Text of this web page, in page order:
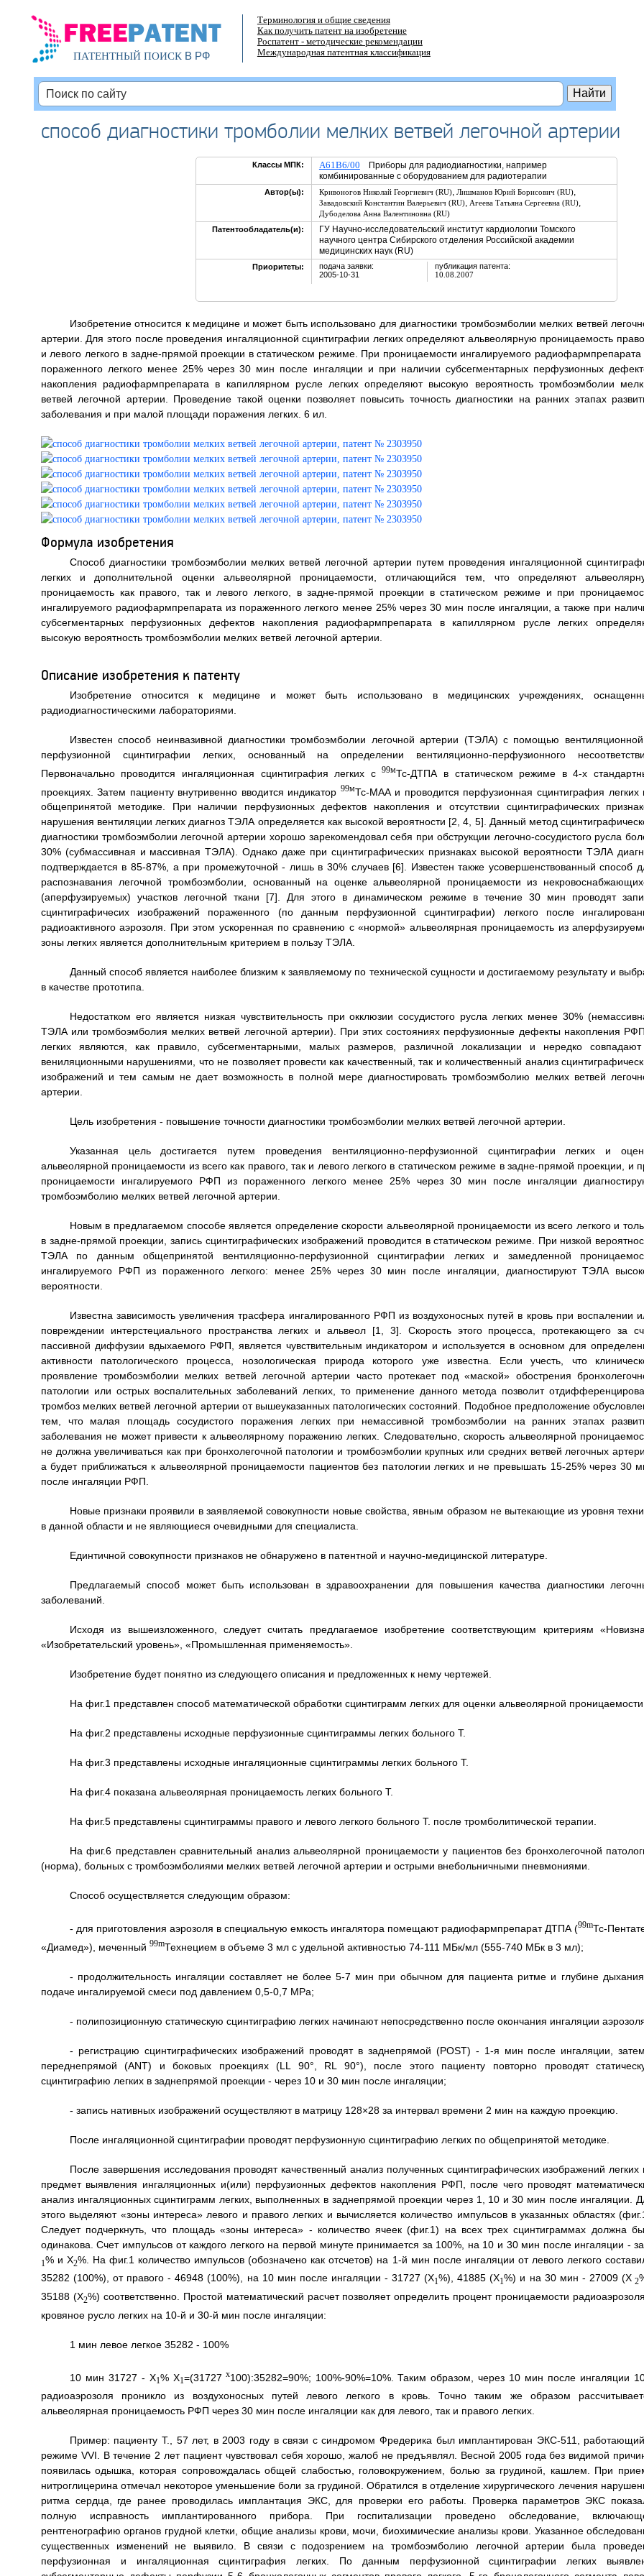
ПАТЕНТНЫЙ ПОИСКВ РФ
Терминология и общие сведения
Как получить патент на изобретение
Роспатент - методические рекомендации
Международная патентная классификация
способ диагностики тромболии мелких ветвей легочной артерии
Классы МПК: A61B6/00 Приборы для радиодиагностики, например
комбинированные с оборудованием для радиотерапии
Автор(ы): Кривоногов Николай Георгиевич (RU), Лишманов Юрий Борисович (RU),
Завадовский Константин Валерьевич (RU), Агеева Татьяна Сергеевна (RU),
Дубоделова Анна Валентиновна (RU)
Патентообладатель(и):
ГУ Научно-исследовательский институт кардиологии Томского
научного центра Сибирского отделения Российской академии
медицинских наук (RU)
Приоритеты:
подача заявки:
2005-10-31
публикация патента:
10.08.2007
Изобретение относится к медицине и может быть использовано для диагностики тромбоэмболии мелких ветвей
артерии. Для этого после проведения ингаляционной сцинтиграфии легких определяют альвеолярную проницаемость
и левого легкого в задне-прямой проекции в статическом режиме. При проницаемости ингалируемого радиофармпрепарата
пораженного легкого менее 25% через 30 мин после ингаляции и при наличии субсегментарных перфузионных
накопления радиофармпрепарата в капиллярном русле легких определяют высокую вероятность тромбоэмболии
ветвей легочной артерии. Проведение такой оценки позволяет повысить точность диагностики на ранних этапах
заболевания и при малой площади поражения легких. 6 ил.
Формула изобретения
Способ диагностики тромбоэмболии мелких ветвей легочной артерии путем проведения ингаляционной
легких и дополнительной оценки альвеолярной проницаемости, отличающийся тем, что определяют
проницаемость как правого, так и левого легкого, в задне-прямой проекции в статическом режиме и при
ингалируемого радиофармпрепарата из пораженного легкого менее 25% через 30 мин после ингаляции, а также при
субсегментарных перфузионных дефектов накопления радиофармпрепарата в капиллярном русле легких
высокую вероятность тромбоэмболии мелких ветвей легочной артерии.
Описание изобретения к патенту
Изобретение относится к медицине и может быть использовано в медицинских учреждениях,
радиодиагностическими лабораториями.
Известен способ неинвазивной диагностики тромбоэмболии легочной артерии (ТЭЛА) с помощью
перфузионной сцинтиграфии легких, основанный на определении вентиляционно-перфузионного
Первоначально проводится ингаляционная сцинтиграфия легких с99мТс-ДТПА в статическом режиме в 4-х
проекциях. Затем пациенту внутривенно вводится индикатор 99мТс-МАА и проводится перфузионная сцинтиграфия легких
общепринятой методике. При наличии перфузионных дефектов накопления и отсутствии сцинтиграфических
нарушения вентиляции легких диагноз ТЭЛА определяется как высокой вероятности [2, 4, 5]. Данный метод
диагностики тромбоэмболии легочной артерии хорошо зарекомендовал себя при обструкции легочно-сосудистого русла
30% (субмассивная и массивная ТЭЛА). Однако даже при сцинтиграфических признаках высокой вероятности ТЭЛА
подтверждается в 85-87%, а при промежуточной - лишь в 30% случаев [6]. Известен также усовершенствованный способ
распознавания легочной тромбоэмболии, основанный на оценке альвеолярной проницаемости из
(аперфузируемых) участков легочной ткани [7]. Для этого в динамическом режиме в течение 30 мин проводят
сцинтиграфичесих изображений пораженного (по данным перфузионной сцинтиграфии) легкого после
радиоактивного аэрозоля. При этом ускоренная по сравнению с «нормой» альвеолярная проницаемость из
зоны легких является дополнительным критерием в пользу ТЭЛА.
Данный способ является наиболее близким к заявляемому по технической сущности и достигаемому результату и
в качестве прототипа.
Недостатком его является низкая чувствительность при окклюзии сосудистого русла легких менее 30%
ТЭЛА или тромбоэмболия мелких ветвей легочной артерии). При этих состояниях перфузионные дефекты накопления
легких являются, как правило, субсегментарными, малых размеров, различной локализации и нередко
вениляционными нарушениями, что не позволяет провести как качественный, так и количественный анализ
изображений и тем самым не дает возможность в полной мере диагностировать тромбоэмболию мелких ветвей
артерии.
Цель изобретения - повышение точности диагностики тромбоэмболии мелких ветвей легочной артерии.
Указанная цель достигается путем проведения вентиляционно-перфузионной сцинтиграфии легких и
альвеолярной проницаемости из всего как правого, так и левого легкого в статическом режиме в задне-прямой проекции, и
проницаемости ингалируемого РФП из пораженного легкого менее 25% через 30 мин после ингаляции
тромбоэмболию мелких ветвей легочной артерии.
Новым в предлагаемом способе является определение скорости альвеолярной проницаемости из всего легкого и
в задне-прямой проекции, запись сцинтиграфических изображений проводится в статическом режиме. При низкой
ТЭЛА по данным общепринятой вентиляционно-перфузионной сцинтиграфии легких и замедленной
ингалируемого РФП из пораженного легкого: менее 25% через 30 мин после ингаляции, диагностируют ТЭЛА
вероятности.
Известна зависимость увеличения трасфера ингалированного РФП из воздухоносных путей в кровь при воспалении
повреждении интерстециального пространства легких и альвеол [1, 3]. Скорость этого процесса, протекающего за
пассивной диффузии вдыхаемого РФП, является чувствительным индикатором и используется в основном для
активности патологического процесса, нозологическая природа которого уже известна. Если учесть, что
проявление тромбоэмболии мелких ветвей легочной артерии часто протекает под «маской» обострения
патологии или острых воспалительных заболеваний легких, то применение данного метода позволит
тромбоз мелких ветвей легочной артерии от вышеуказанных патологических состояний. Подобное предположение
тем, что малая площадь сосудистого поражения легких при немассивной тромбоэмболии на ранних этапах
заболевания не может привести к альвеолярному поражению легких. Следовательно, скорость альвеолярной
не должна увеличиваться как при бронхолегочной патологии и тромбоэмболии крупных или средних ветвей легочных
а будет приближаться к альвеолярной проницаемости пациентов без патологии легких и не превышать 15-25% через 30
после ингаляции РФП.
Новые признаки проявили в заявляемой совокупности новые свойства, явным образом не вытекающие из уровня
в данной области и не являющиеся очевидными для специалиста.
Единтичной совокупности признаков не обнаружено в патентной и научно-медицинской литературе.
Предлагаемый способ может быть использован в здравоохранении для повышения качества диагностики
заболеваний.
Исходя из вышеизложенного, следует считать предлагаемое изобретение соответствующим критериям
«Изобретательский уровень», «Промышленная применяемость».
Изобретение будет понятно из следующего описания и предложенных к нему чертежей.
На фиг.1 представлен способ математической обработки сцинтиграмм легких для оценки альвеолярной
На фиг.2 представлены исходные перфузионные сцинтиграммы легких больного Т.
На фиг.3 представлены исходные ингаляционные сцинтиграммы легких больного Т.
На фиг.4 показана альвеолярная проницаемость легких больного Т.
На фиг.5 представлены сцинтиграммы правого и левого легкого больного Т. после тромболитической терапии.
На фиг.6 представлен сравнительный анализ альвеолярной проницаемости у пациентов без бронхолегочной
(норма), больных с тромбоэмболиями мелких ветвей легочной артерии и острыми внебольничными пневмониями.
Способ осуществляется следующим образом:
- для приготовления аэрозоля в специальную емкость ингалятора помещают радиофармпрепарат ДТПА (99mТс-
«Диамед»), меченный 99mТехнецием в объеме 3 мл с удельной активностью 74-111 МБк/мл (555-740 МБк в 3 мл);
- продолжительность ингаляции составляет не более 5-7 мин при обычном для пациента ритме и глубине
подаче ингалируемой смеси под давлением 0,5-0,7 МРа;
- полипозиционную статическую сцинтиграфию легких начинают непосредственно после окончания ингаляции
- регистрацию сцинтиграфических изображений проводят в заднепрямой (POST) - 1-я мин после ингаляции,
переднепрямой (ANT) и боковых проекциях (LL 90°, RL 90°), после этого пациенту повторно проводят
сцинтиграфию легких в заднепрямой проекции - через 10 и 30 мин после ингаляции;
- запись нативных изображений осуществляют в матрицу 128×28 за интервал времени 2 мин на каждую проекцию.
После ингаляционной сцинтиграфии проводят перфузионную сцинтиграфию легких по общепринятой методике.
После завершения исследования проводят качественный анализ полученных сцинтиграфических изображений легких
предмет выявления ингаляционных и(или) перфузионных дефектов накопления РФП, после чего проводят
анализ ингаляционных сцинтиграмм легких, выполненных в заднепрямой проекции через 1, 10 и 30 мин после ингаляции.
этого выделяют «зоны интереса» левого и правого легких и вычисляется количество импульсов в указанных областях
Следует подчеркнуть, что площадь «зоны интереса» - количество ячеек (фиг.1) на всех трех сцинтиграммах должна
одинакова. Счет импульсов от каждого легкого на первой минуте принимается за 100%, на 10 и 30 мин после ингаляции -
1 % и Х2%. На фиг.1 количество импульсов (обозначено как отсчетов) на 1-й мин после ингаляции от левого легкого
35282 (100%), от правого - 46948 (100%), на 10 мин после ингаляции - 31727 (X1%), 41885 (X1%) и на 30 мин - 27009 (Х2
35188 (Х2%) соответственно. Простой математический расчет позволяет определить процент проницаемости
кровяное русло легких на 10-й и 30-й мин после ингаляции:
1 мин левое легкое 35282 - 100%
10 мин 31727 - X1% X1=(31727 х100):35282=90%; 100%-90%=10%. Таким образом, через 10 мин после ингаляции
радиоаэрозоля проникло из воздухоносных путей левого легкого в кровь. Точно таким же образом
альвеолярная проницаемость РФП через 30 мин после ингаляции как для левого, так и правого легких.
Пример: пациенту Т., 57 лет, в 2003 году в связи с синдромом Фредерика был имплантирован ЭКС-511,
режиме VVI. В течение 2 лет пациент чувствовал себя хорошо, жалоб не предъявлял. Весной 2005 года без видимой
появилась одышка, которая сопровождалась общей слабостью, головокружением, болью за грудиной, кашлем. При
нитроглицерина отмечал некоторое уменьшение боли за грудиной. Обратился в отделение хирургического лечения
ритма сердца, где ранее проводилась имплантация ЭКС, для проверки его работы. Проверка параметров ЭКС
полную исправность имплантированного прибора. При госпитализации проведено обследование,
рентгенографию органов грудной клетки, общие анализы крови, мочи, биохимические анализы крови. Указанное
существенных изменений не выявило. В связи с подозрением на тромбоэмболию легочной артерии была
перфузионная и ингаляционная сцинтиграфия легких. По данным перфузионной сцинтиграфии легких